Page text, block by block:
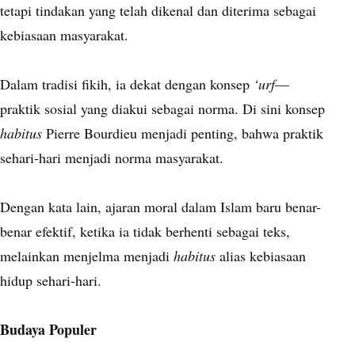
tetapi tindakan yang telah dikenal dan diterima sebagai
kebiasaan masyarakat.
Dalam tradisi fikih, ia dekat dengan konsep ‘urf—
praktik sosial yang diakui sebagai norma. Di sini konsep
habitus Pierre Bourdieu menjadi penting, bahwa praktik
sehari-hari menjadi norma masyarakat.
Dengan kata lain, ajaran moral dalam Islam baru benar-
benar efektif, ketika ia tidak berhenti sebagai teks,
melainkan menjelma menjadi habitus alias kebiasaan
hidup sehari-hari.
Budaya Populer